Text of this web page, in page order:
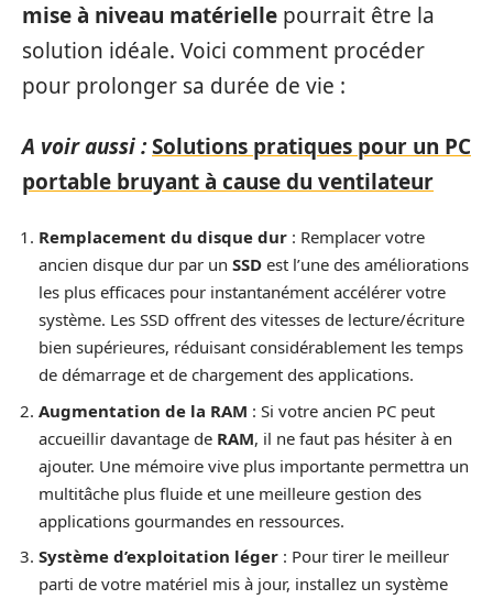
mise à niveau matérielle pourrait être la
solution idéale. Voici comment procéder
pour prolonger sa durée de vie :
A voir aussi :Solutions pratiques pour un PC
portable bruyant à cause du ventilateur
Remplacement du disque dur : Remplacer votre
ancien disque dur par un SSD est l’une des améliorations
les plus efficaces pour instantanément accélérer votre
système. Les SSD offrent des vitesses de lecture/écriture
bien supérieures, réduisant considérablement les temps
de démarrage et de chargement des applications.
Augmentation de la RAM : Si votre ancien PC peut
accueillir davantage de RAM, il ne faut pas hésiter à en
ajouter. Une mémoire vive plus importante permettra un
multitâche plus fluide et une meilleure gestion des
applications gourmandes en ressources.
Système d’exploitation léger : Pour tirer le meilleur
parti de votre matériel mis à jour, installez un système